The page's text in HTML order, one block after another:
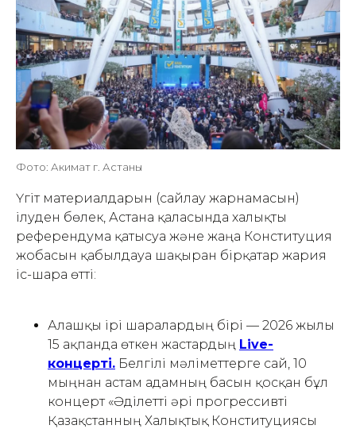
Фото: Акимат г. Астаны
Үгіт материалдарын (сайлау жарнамасын)
ілуден бөлек, Астана қаласында халықты
референдумға қатысуға және жаңа Конституция
жобасын қабылдауға шақырған бірқатар жария
іс-шара өтті:
Алғашқы ірі шаралардың бірі — 2026 жылғы
15 ақпанда өткен жастардың Live-
концерті. Белгілі мәліметтерге сай, 10
мыңнан астам адамның басын қосқан бұл
концерт «Әділетті әрі прогрессивті
Қазақстанның Халықтық Конституциясы